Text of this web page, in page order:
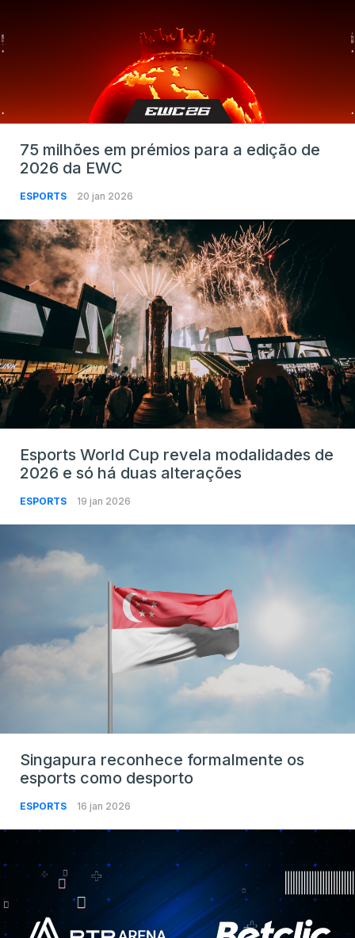
75 milhões em prémios para a edição de
2026 da EWC
ESPORTS 20 jan 2026
Esports World Cup revela modalidades de
2026 e só há duas alterações
ESPORTS 19 jan 2026
Singapura reconhece formalmente os
esports como desporto
ESPORTS 16 jan 2026